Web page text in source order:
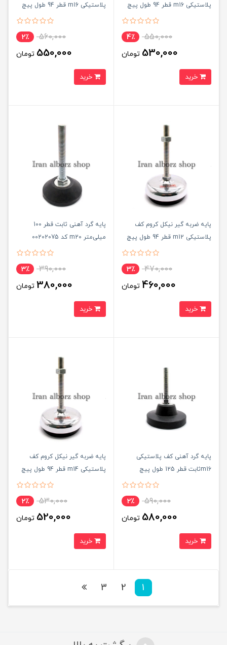
پلاستیکی m16 قطر 94 طول پیچ
550,000 4٪
530,000 تومان
پلاستیکی m16 قطر 94 طول پیچ
560,000 2٪
550,000 تومان
پایه ضربه گیر نیکل کروم کف
پلاستیکی m12 قطر 94 طول پیچ
470,000 3٪
460,000 تومان
پایه گرد آهنی ثابت قطر 100
میلی‌متر m20 کد 00202075
390,000 3٪
380,000 تومان
پایه گرد آهنی کف پلاستیکی
m16ثابت قطر 125 طول پیچ
590,000 2٪
580,000 تومان
پایه ضربه گیر نیکل کروم کف
پلاستیکی m14 قطر 94 طول پیچ
530,000 2٪
520,000 تومان
1
2
3